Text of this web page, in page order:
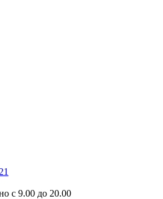
с 9.00 до 20.00